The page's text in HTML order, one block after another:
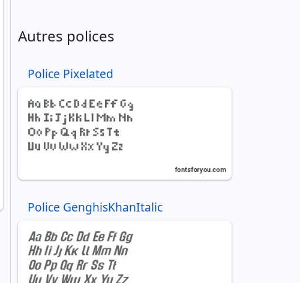
Autres polices
Police Pixelated
Police GenghisKhanItalic